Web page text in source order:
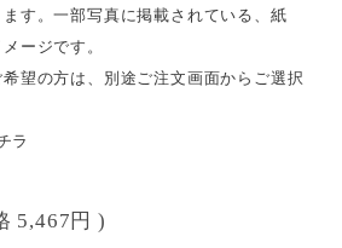
す。一部写真に掲載されている、紙
ージです。
望の方は、別途ご注文画面からご選択
ラ
5,467円 )